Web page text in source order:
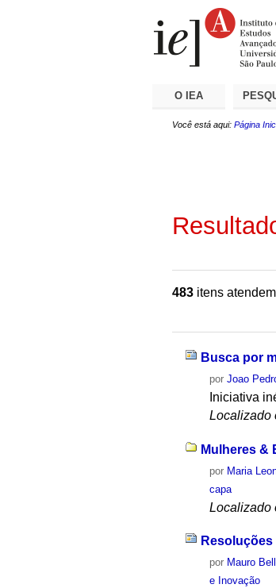
O IEA
Você está aqui: Página
483 itens
Busca por
porJoao
Iniciativa
Localizado
Mulheres &
por Maria
capa
Localizado
por Mauro
e Inovação